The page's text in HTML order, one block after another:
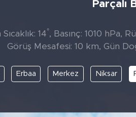
Parçalı
14°, Basınç: 1010 hPa,
Görüş Mesafesi: 10 km, Gün
Erbaa Merkez Niksar